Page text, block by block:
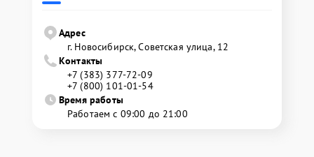
Адрес
г. Новосибирск, Советская улица, 12
Контакты
+7 (383) 377-72-09
+7 (800) 101-01-54
Время работы
Работаем с 09:00 до 21:00